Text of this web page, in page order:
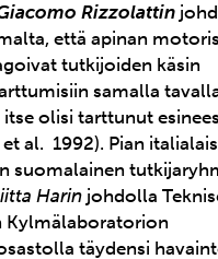
Rizzolattin
että apinan
tutkijoiden käsin
samalla
olisi tarttunut
al. 1992). Pian
suomalainen
Harin johdolla
Kylmälaboratorion
täydensi